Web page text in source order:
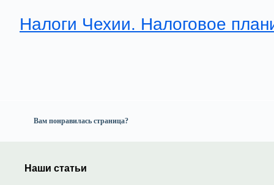
Налоги Чехии. Налоговое
Вам понравилась страница?
Наши статьи